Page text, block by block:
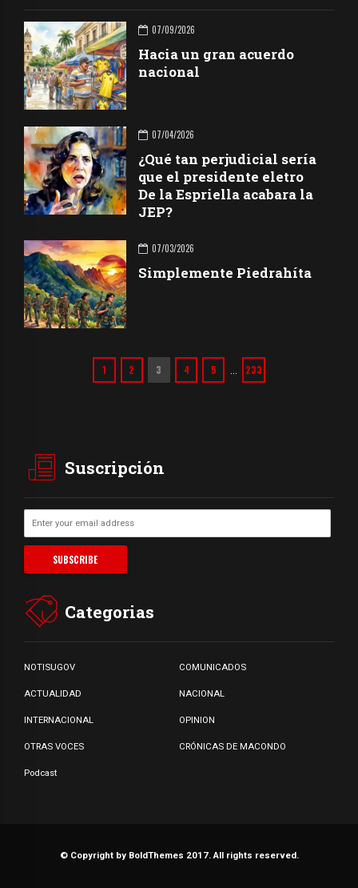
07/09/2026
Hacia un gran acuerdo
nacional
07/04/2026
¿Qué tan perjudicial sería
que el presidente eletro
De la Espriella acabara la
JEP?
07/03/2026
Simplemente Piedrahíta
1 2 3 4 5 233
Suscripción
Categorias
NOTISUGOV COMUNICADOS
ACTUALIDAD NACIONAL
INTERNACIONAL OPINION
OTRAS VOCES CRÓNICAS DE MACONDO
Podcast
© Copyright by BoldThemes 2017. All rights reserved.